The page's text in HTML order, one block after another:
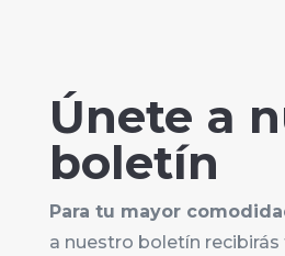
Únete a
boletín
Para tu mayor
a nuestro boletín